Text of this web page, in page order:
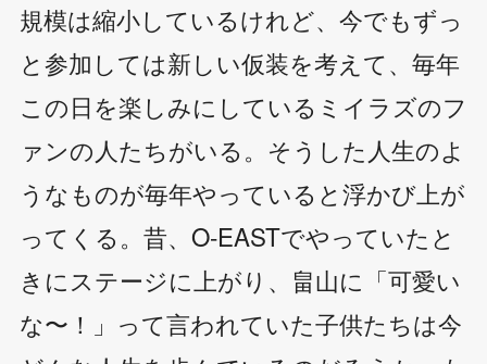
規模は縮小しているけれど、今でもずっ
と参加しては新しい仮装を考えて、毎年
この日を楽しみにしているミイラズのフ
ァンの人たちがいる。そうした人生のよ
うなものが毎年やっていると浮かび上が
ってくる。昔、O-EASTでやっていたと
きにステージに上がり、畠山に「可愛い
な〜！」って言われていた子供たちは今